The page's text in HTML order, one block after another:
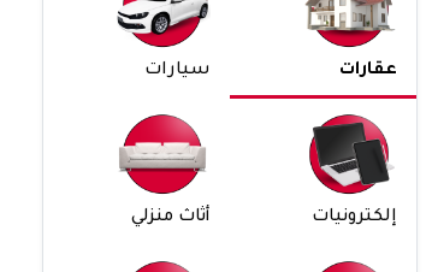
عقارات سيارات
إلكترونيات أثاث منزلي